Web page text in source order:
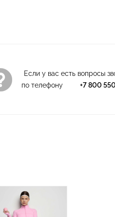
Если у вас есть вопросы
по телефону
+7 800